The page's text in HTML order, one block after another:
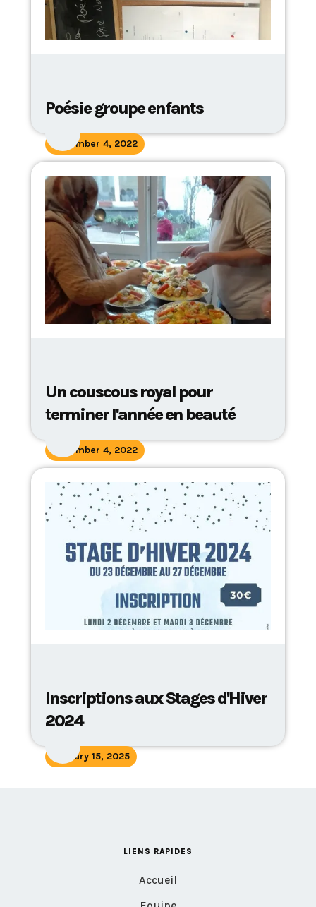
Poésie groupe enfants
November 4, 2022
Un couscous royal pour
terminer l'année en beauté
November 4, 2022
Inscriptions aux Stages d'Hiver
2024
January 15, 2025
LIENS RAPIDES
Accueil